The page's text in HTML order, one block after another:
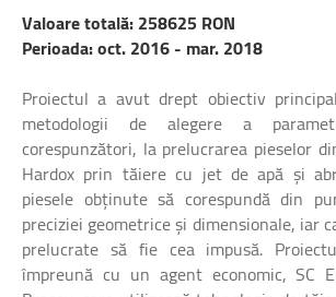
Valoare totală: 258625 RON
Perioada: oct. 2016 - mar. 2018
Proiectul a avut drept obiectiv
metodologii de alegere a
corespunzători, la prelucrarea pieselor
Hardox prin tăiere cu jet de apă şi
piesele obținute să corespundă din
preciziei geometrice și dimensionale, iar
prelucrate să fie cea impusă.
împreună cu un agent economic, SC